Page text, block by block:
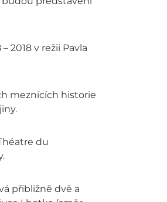
2018 v režii Pavla
meznících historie
du
přibližně dvě a